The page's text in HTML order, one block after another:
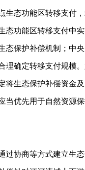
态功能区转移支付
功能区转移支付中
保护补偿机制；中
确定转移支付规模
生态保护补偿资金
优先用于自然资源
协商等方式建立生